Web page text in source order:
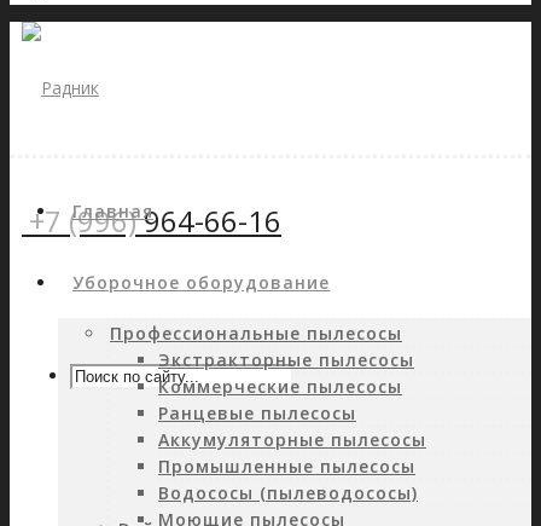
+7 (996)964-66-16
Главная
Уборочное оборудование
Профессиональные пылесосы
Экстракторные пылесосы
Коммерческие пылесосы
Ранцевые пылесосы
Аккумуляторные пылесосы
Промышленные пылесосы
Водососы (пылеводососы)
Моющие пылесосы